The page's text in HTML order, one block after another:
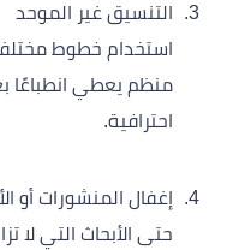
التنسيق غير الموحد
استخدام خطوط
منظم يعطي انطباعًا
احترافية.
إغفال المنشورات أو
حتى الأبحاث التي لا